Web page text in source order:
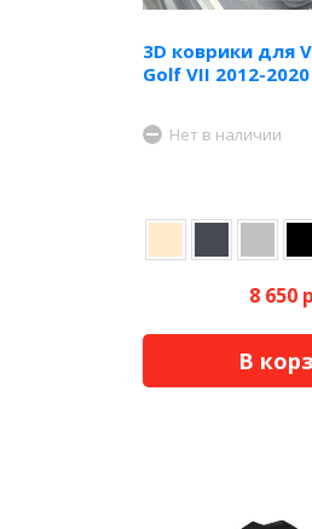
3D коврики для
Golf VII 2012-2020
Нет в наличии
8 650
В